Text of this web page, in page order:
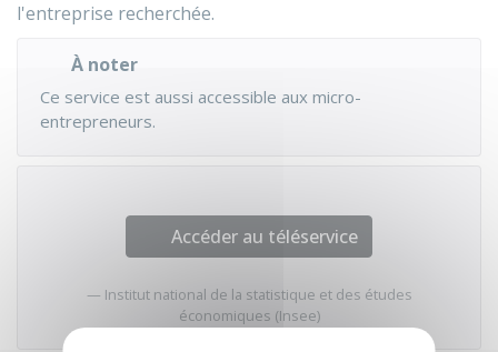
l'entreprise recherchée.
À noter
Ce service est aussi accessible aux micro-
entrepreneurs.
Accéder au téléservice
Institut national de la statistique et des études
économiques (Insee)